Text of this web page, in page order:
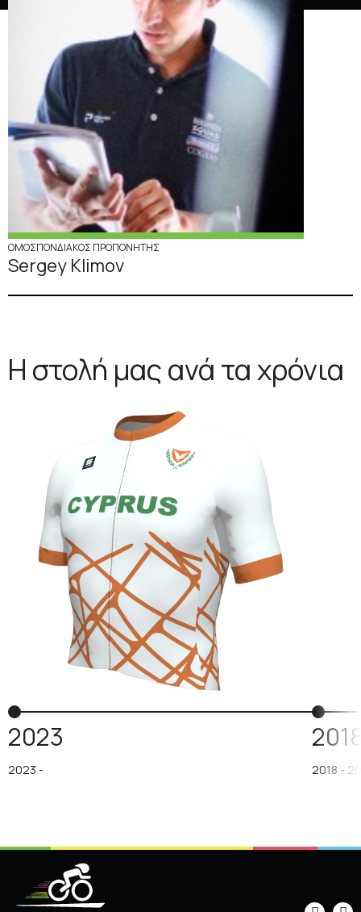
ΟΜΟΣΠΟΝΔΙΑΚΟΣ ΠΡΟΠΟΝΗΤΗΣ
Sergey Klimov
Η στολή μας ανά τα χρόνια
2023
2023 - 2018 -